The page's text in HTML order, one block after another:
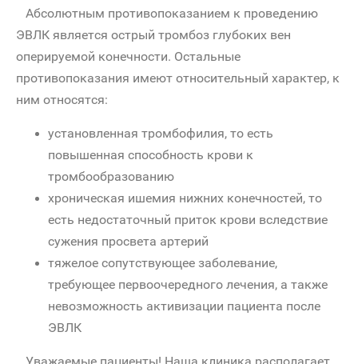
Абсолютным противопоказанием к проведению
ЭВЛК является острый тромбоз глубоких вен
оперируемой конечности. Остальные
противопоказания имеют относительный характер, к
ним относятся:
установленная тромбофилия, то есть
повышенная способность крови к
тромбообразованию
хроническая ишемия нижних конечностей, то
есть недостаточный приток крови вследствие
сужения просвета артерий
тяжелое сопутствующее заболевание,
требующее первоочередного лечения, а также
невозможность активизации пациента после
ЭВЛК
Уважаемые пациенты! Наша клиника располагает